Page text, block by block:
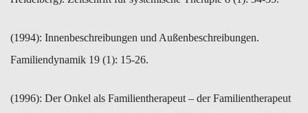
(1994): ​Innenbeschreibungen und Außenbeschreibungen.
Familiendynamik ​19 (1): 15-26.
(1996): ​Der Onkel als Familientherapeut – der Familientherapeut